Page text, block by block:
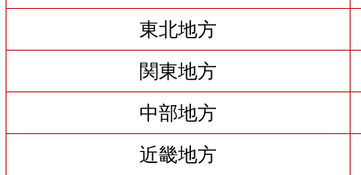
東北地方
関東地方
中部地方
近畿地方